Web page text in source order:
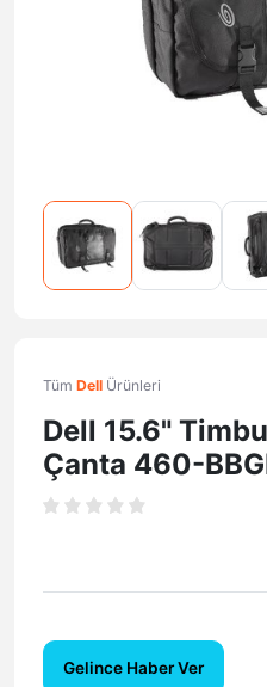
Tüm Dell Ürünleri
Dell 15.6"
Çanta 460-
Gelince Haber Ver